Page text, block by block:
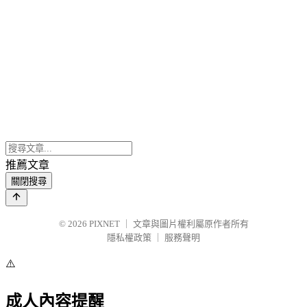
推薦文章
關閉搜尋
© 2026 PIXNET
文章與圖片權利屬原作者所有
隱私權政策
服務聲明
⚠️
成人內容提醒